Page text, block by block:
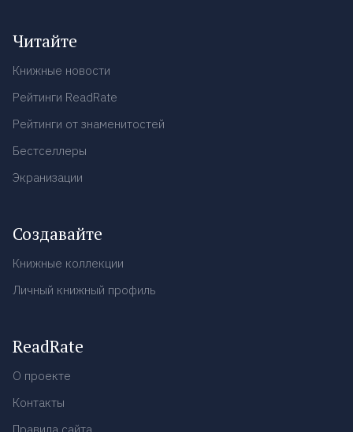
Читайте
Книжные новости
Рейтинги ReadRate
Рейтинги от знаменитостей
Бестселлеры
Экранизации
Создавайте
Книжные коллекции
Личный книжный профиль
ReadRate
О проекте
Контакты